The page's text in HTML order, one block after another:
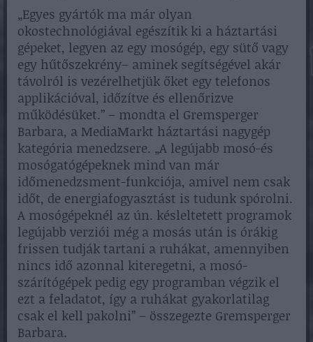
„Egyes gyártók ma már olyan
okostechnológiával egészítik ki a háztartási
gépeket, legyen az egy mosógép, egy sütő vagy
egy hűtőszekrény– aminek segítségével akár
távolról is vezérelhetjük őket egy telefonos
applikációval, időzítve és ellenőrizve
működésüket.” – mondta el Gremsperger
Barbara, a MediaMarkt háztartási nagygép
kategória menedzsere. „A legújabb mosó-és
mosógatógépeknek mind van már
időmenedzsment-funkciója, amivel nem csak
időt, de energiafogyasztást is tudunk spórolni.
A mosógépeknél az ún. késleltetett programok
legújabb verziói még a mosás után is órákig
frissen tudják tartani a ruhákat, amennyiben
nincs idő azonnal kiteregetni, a mosó-
szárítógépek pedig egy programban végzik el
ezt a feladatot, így a ruhákat gyakorlatilag
csak el kell pakolni” – összegezte Gremsperger
Barbara.